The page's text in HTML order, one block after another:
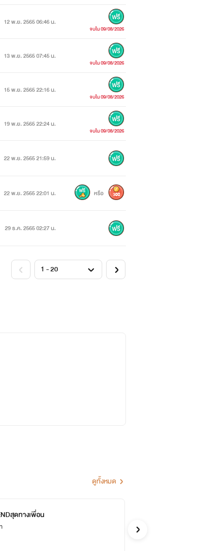
12 พ.ย. 2565 06:46 น.
จบใน 09/08/2026
13 พ.ย. 2565 07:45 น.
จบใน 09/08/2026
15 พ.ย. 2565 22:16 น.
จบใน 09/08/2026
19 พ.ย. 2565 22:24 น.
จบใน 09/08/2026
22 พ.ย. 2565 21:59 น.
22 พ.ย. 2565 22:01 น. หรือ 300
29 ธ.ค. 2565 02:27 น.
ดูทั้งหมด
สุดทางเพื่อน